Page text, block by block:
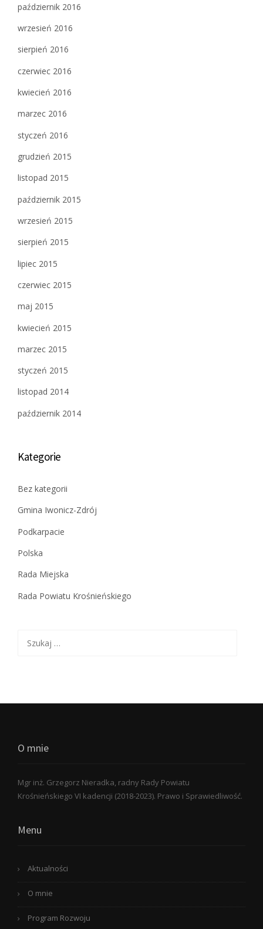
październik 2016
wrzesień 2016
sierpień 2016
czerwiec 2016
kwiecień 2016
marzec 2016
styczeń 2016
grudzień 2015
listopad 2015
październik 2015
wrzesień 2015
sierpień 2015
lipiec 2015
czerwiec 2015
maj 2015
kwiecień 2015
marzec 2015
styczeń 2015
listopad 2014
październik 2014
Kategorie
Bez kategorii
Gmina Iwonicz-Zdrój
Podkarpacie
Polska
Rada Miejska
Rada Powiatu Krośnieńskiego
O mnie
Mgr inż. Grzegorz Nieradka, radny Rady Powiatu
Krośnieńskiego VI kadencji (2018-2023). Prawo i Sprawiedliwość.
Menu
Aktualności
O mnie
Program Rozwoju